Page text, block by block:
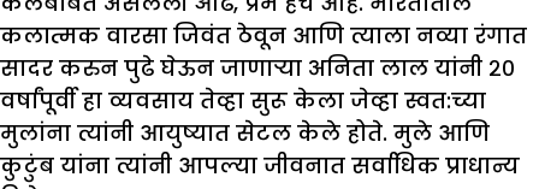
कलात्मक वारसा जिवंत ठेवून आणि त्याला नव्या रंगात
सादर करुन पुढे घेऊन जाणाऱ्या अनिता लाल यांनी २०
वर्षांपूर्वी हा व्यवसाय तेव्हा सुरू केला जेव्हा स्वत:च्या
मुलांना त्यांनी आयुष्यात सेटल केले होते. मुले आणि
कुटुंब यांना त्यांनी आपल्या जीवनात सर्वाधिक प्राधान्य